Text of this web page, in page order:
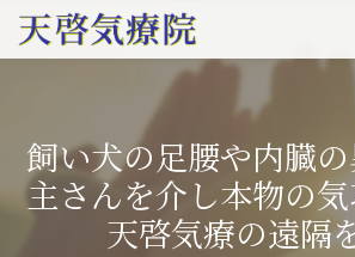
飼い犬の足腰や内臓
主さんを介し本物の
天啓気療の遠隔